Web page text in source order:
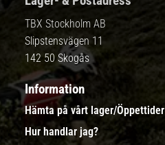
TBX Stockholm AB
Slipstensvägen 11
142 50 Skogås
Information
Hämta på vårt lager/Öppettider
Hur handlar jag?